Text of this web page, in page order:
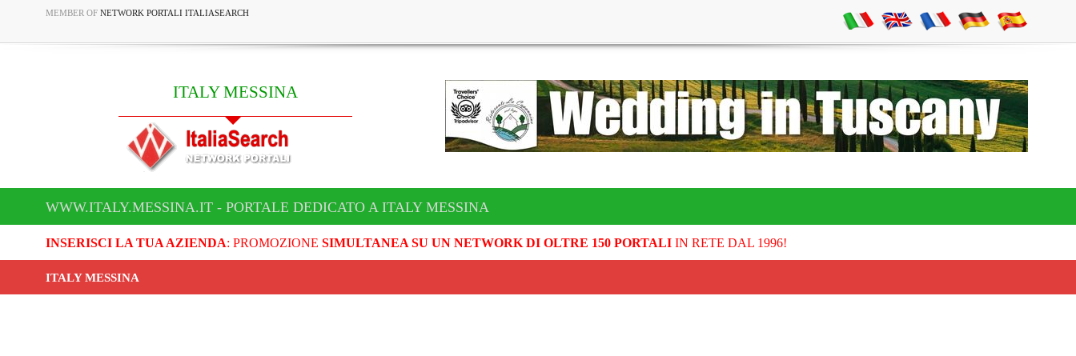
MEMBER OF NETWORK PORTALI ITALIASEARCH
ITALY MESSINA
WWW.ITALY.MESSINA.IT - PORTALE DEDICATO A ITALY MESSINA
INSERISCI LA TUA AZIENDA: PROMOZIONE SIMULTANEA SU UN NETWORK DI OLTRE 150 PORTALIIN RETE DAL 1996!
ITALY MESSINA